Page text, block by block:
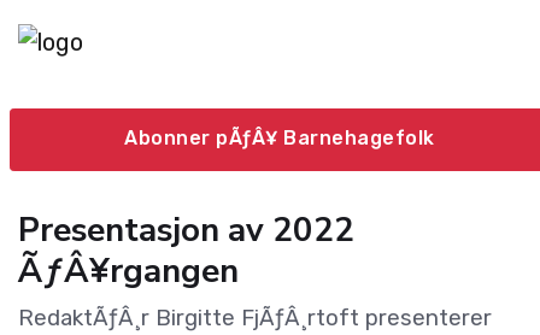
Abonner pÃƒÂ¥ Barnehagefolk
Presentasjon av 2022
ÃƒÂ¥rgangen
RedaktÃƒÂ¸r Birgitte FjÃƒÂ¸rtoft presenterer